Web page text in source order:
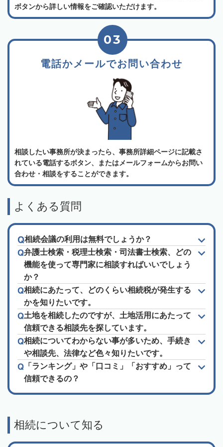
ボタンから詳しい情報をご確認いただけます。
電話かメールでお問い合わせ
03
相談したい事務所が決まったら、事務所詳細ページに記載さ
れている電話するボタン、またはメールフォームからお問い
合わせ・相談をすることができます。
よくある質問
相続会議の利用は無料でしょうか？
弁護士検索・税理士検索・司法書士検索、どの
機能を使って専門家に相談すればいいでしょう
か？
相続にあたって、どのくらい相続税が発生する
かを知りたいです。
土地を相続したのですが、土地活用にあたって
信頼できる相談先を探しています。
相続についてわからない事が多いため、手続き
や相談先、法律など色々知りたいです。
「ランキング」や「口コミ」「おすすめ」って
信頼できるの？
相続について知る